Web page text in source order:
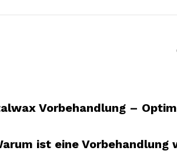
Vorbehandlung –
ist eine Vorbehandlung